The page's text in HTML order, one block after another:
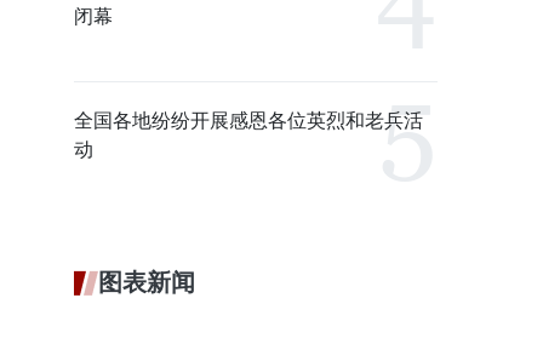
闭幕
全国各地纷纷开展感恩各位英烈和老兵活
动
图表新闻